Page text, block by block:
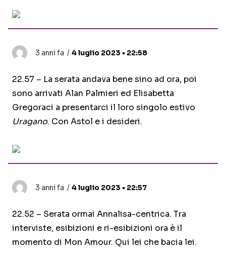
3 anni fa 4 luglio 2023 • 22:58
22.57 – La serata andava bene sino ad ora, poi
sono arrivati Alan Palmieri ed Elisabetta
Gregoraci a presentarci il loro singolo estivo
Uragano. Con Astol e i desideri.
3 anni fa 4 luglio 2023 • 22:57
22.52 – Serata ormai Annalisa-centrica. Tra
interviste, esibizioni e ri-esibizioni ora è il
momento di Mon Amour. Qui lei che bacia lei.